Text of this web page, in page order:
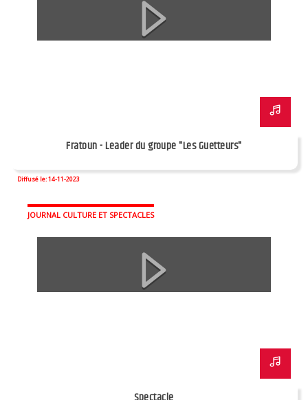
Fratoun - Leader du groupe "Les Guetteurs"
Diffusé le: 14-11-2023
JOURNAL CULTURE ET SPECTACLES